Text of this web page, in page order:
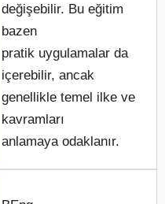
değişebilir. Bu eğitim
bazen
pratik uygulamalar da
içerebilir, ancak
genellikle temel ilke ve
kavramları
anlamaya odaklanır.